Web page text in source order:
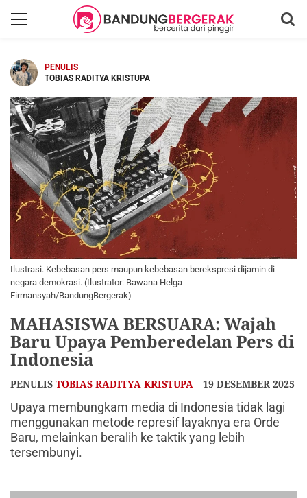
PENULIS
TOBIAS RADITYA KRISTUPA
Ilustrasi. Kebebasan pers maupun kebebasan berekspresi dijamin di
negara demokrasi. (Ilustrator: Bawana Helga
Firmansyah/BandungBergerak)
MAHASISWA BERSUARA: Wajah
Baru Upaya Pemberedelan Pers di
Indonesia
PENULIS TOBIAS RADITYA KRISTUPA 19 DESEMBER 2025
Upaya membungkam media di Indonesia tidak lagi
menggunakan metode represif layaknya era Orde
Baru, melainkan beralih ke taktik yang lebih
tersembunyi.